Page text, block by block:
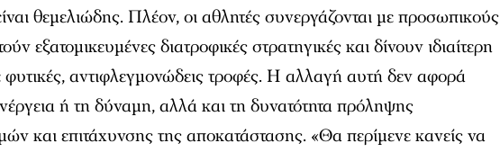
θεμελιώδης. Πλέον, οι αθλητές συνεργάζονται με προσωπικούς
εξατομικευμένες διατροφικές στρατηγικές και δίνουν ιδιαίτερη
αντιφλεγμονώδεις τροφές. Η αλλαγή αυτή δεν αφορά
ή τη δύναμη, αλλά και τη δυνατότητα πρόληψης
και επιτάχυνσης της αποκατάστασης. «Θα περίμενε κανείς να